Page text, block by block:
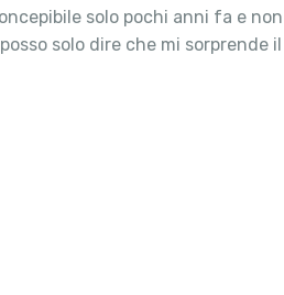
solo pochi anni fa e
solo dire che mi